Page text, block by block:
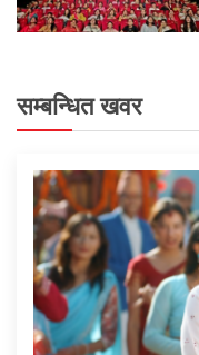
सम्बन्धित खवर